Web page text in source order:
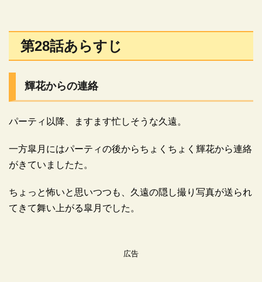
第28話あらすじ
輝花からの連絡
パーティ以降、ますます忙しそうな久遠。
一方皐月にはパーティの後からちょくちょく輝花から連絡
がきていましたた。
ちょっと怖いと思いつつも、久遠の隠し撮り写真が送られ
てきて舞い上がる皐月でした。
広告